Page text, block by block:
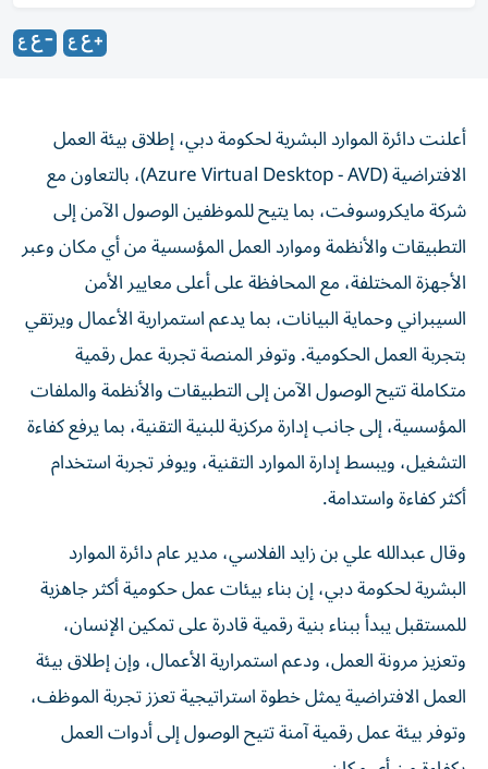
أعلنت دائرة الموارد البشرية لحكومة دبي، إطلاق بيئة العمل
الافتراضية (Azure Virtual Desktop - AVD)، بالتعاون مع
شركة مايكروسوفت، بما يتيح للموظفين الوصول الآمن إلى
التطبيقات والأنظمة وموارد العمل المؤسسية من أي مكان وعبر
الأجهزة المختلفة، مع المحافظة على أعلى معايير الأمن
السيبراني وحماية البيانات، بما يدعم استمرارية الأعمال ويرتقي
بتجربة العمل الحكومية. وتوفر المنصة تجربة عمل رقمية
متكاملة تتيح الوصول الآمن إلى التطبيقات والأنظمة والملفات
المؤسسية، إلى جانب إدارة مركزية للبنية التقنية، بما يرفع كفاءة
التشغيل، ويبسط إدارة الموارد التقنية، ويوفر تجربة استخدام
أكثر كفاءة واستدامة.
البشرية لحكومة دبي، إن بناء بيئات عمل حكومية أكثر جاهزية
للمستقبل يبدأ ببناء بنية رقمية قادرة على تمكين الإنسان،
وتعزيز مرونة العمل، ودعم استمرارية الأعمال، وإن إطلاق بيئة
العمل الافتراضية يمثل خطوة استراتيجية تعزز تجربة الموظف،
وتوفر بيئة عمل رقمية آمنة تتيح الوصول إلى أدوات العمل
بكفاءة من أي مكان.